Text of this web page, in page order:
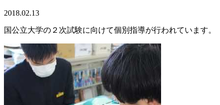
2018.02.13
国公立大学の２次試験に向けて個別指導が行われています。